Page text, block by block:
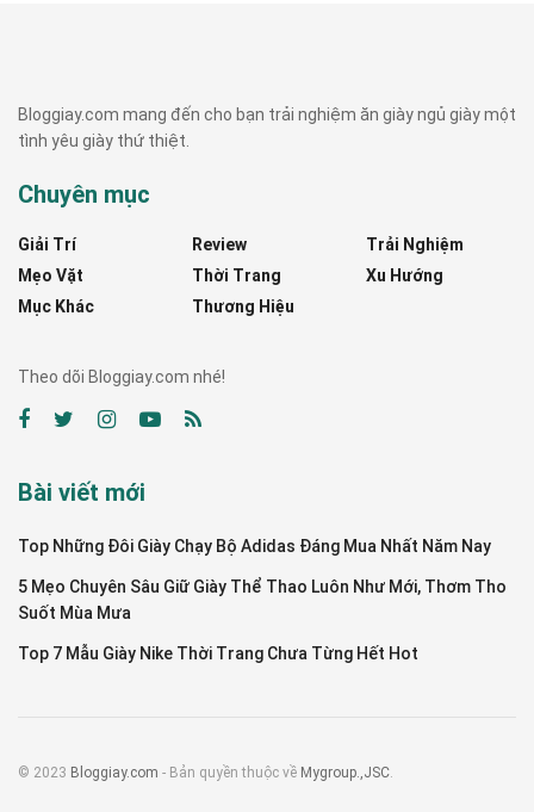
Bloggiay.com mang đến cho bạn trải nghiệm ăn giày ngủ giày một
tình yêu giày thứ thiệt.
Chuyên mục
Giải Trí
Mẹo Vặt
Mục Khác
Review
Thời Trang
Thương Hiệu
Trải Nghiệm
Xu Hướng
Theo dõi Bloggiay.com nhé!
Bài viết mới
Top Những Đôi Giày Chạy Bộ Adidas Đáng Mua Nhất Năm Nay
5 Mẹo Chuyên Sâu Giữ Giày Thể Thao Luôn Như Mới, Thơm Tho
Suốt Mùa Mưa
Top 7 Mẫu Giày Nike Thời Trang Chưa Từng Hết Hot
© 2023 Bloggiay.com - Bản quyền thuộc về Mygroup.,JSC.